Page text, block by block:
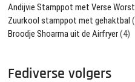
Andijvie Stamppot met Verse Worst
Zuurkool stamppot met gehaktbal
Broodje Shoarma uit de Airfryer(4)
Fediverse volgers